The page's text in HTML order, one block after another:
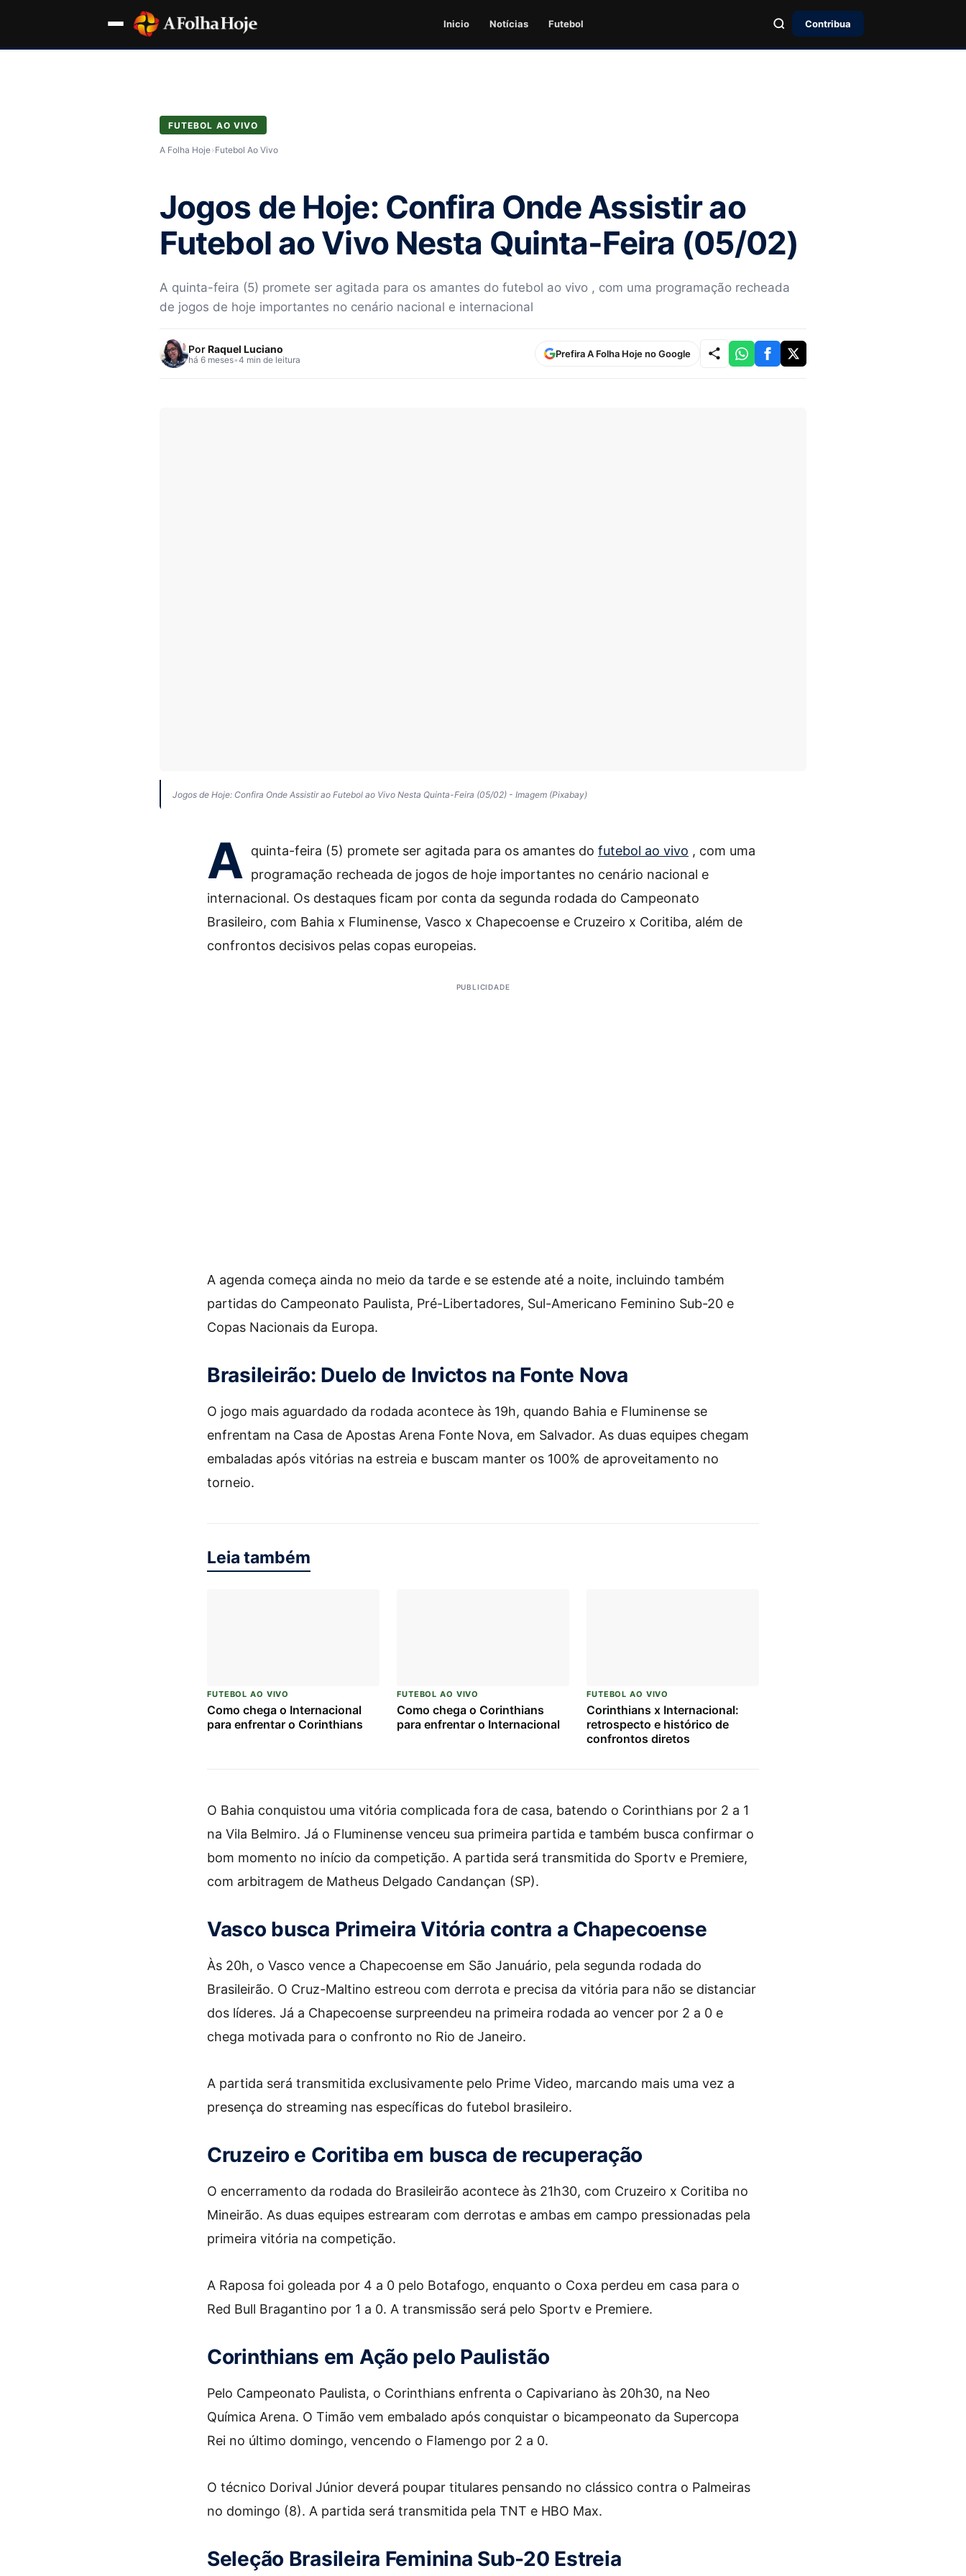
Inicio Notícias Futebol Contribua
FUTEBOL AO VIVO
A Folha Hoje› Futebol Ao Vivo
Jogos de Hoje: Confira Onde Assistir ao
Futebol ao Vivo Nesta Quinta-Feira (05/02)
A quinta-feira (5) promete ser agitada para os amantes do futebol ao vivo , com uma programação recheada
de jogos de hoje importantes no cenário nacional e internacional
PorRaquel Luciano
há 6 meses•4 min de leitura
Prefira A Folha Hoje no Google
Jogos de Hoje: Confira Onde Assistir ao Futebol ao Vivo Nesta Quinta-Feira (05/02) - Imagem (Pixabay)
A quinta-feira (5) promete ser agitada para os amantes do futebol ao vivo , com uma
programação recheada de jogos de hoje importantes no cenário nacional e
internacional. Os destaques ficam por conta da segunda rodada do Campeonato
Brasileiro, com Bahia x Fluminense, Vasco x Chapecoense e Cruzeiro x Coritiba, além de
confrontos decisivos pelas copas europeias.
PUBLICIDADE
A agenda começa ainda no meio da tarde e se estende até a noite, incluindo também
partidas do Campeonato Paulista, Pré-Libertadores, Sul-Americano Feminino Sub-20 e
Copas Nacionais da Europa.
Brasileirão: Duelo de Invictos na Fonte Nova
O jogo mais aguardado da rodada acontece às 19h, quando Bahia e Fluminense se
enfrentam na Casa de Apostas Arena Fonte Nova, em Salvador. As duas equipes chegam
embaladas após vitórias na estreia e buscam manter os 100% de aproveitamento no
torneio.
Leia também
FUTEBOL AO VIVO
Como chega o Internacional
para enfrentar o Corinthians
FUTEBOL AO VIVO
Como chega o Corinthians
para enfrentar o Internacional
FUTEBOL AO VIVO
Corinthians x Internacional:
retrospecto e histórico de
confrontos diretos
O Bahia conquistou uma vitória complicada fora de casa, batendo o Corinthians por 2 a 1
na Vila Belmiro. Já o Fluminense venceu sua primeira partida e também busca confirmar o
bom momento no início da competição. A partida será transmitida do Sportv e Premiere,
com arbitragem de Matheus Delgado Candançan (SP).
Vasco busca Primeira Vitória contra a Chapecoense
Às 20h, o Vasco vence a Chapecoense em São Januário, pela segunda rodada do
Brasileirão. O Cruz-Maltino estreou com derrota e precisa da vitória para não se distanciar
dos líderes. Já a Chapecoense surpreendeu na primeira rodada ao vencer por 2 a 0 e
chega motivada para o confronto no Rio de Janeiro.
A partida será transmitida exclusivamente pelo Prime Video, marcando mais uma vez a
presença do streaming nas específicas do futebol brasileiro.
Cruzeiro e Coritiba em busca de recuperação
O encerramento da rodada do Brasileirão acontece às 21h30, com Cruzeiro x Coritiba no
Mineirão. As duas equipes estrearam com derrotas e ambas em campo pressionadas pela
primeira vitória na competição.
A Raposa foi goleada por 4 a 0 pelo Botafogo, enquanto o Coxa perdeu em casa para o
Red Bull Bragantino por 1 a 0. A transmissão será pelo Sportv e Premiere.
Corinthians em Ação pelo Paulistão
Pelo Campeonato Paulista, o Corinthians enfrenta o Capivariano às 20h30, na Neo
Química Arena. O Timão vem embalado após conquistar o bicampeonato da Supercopa
Rei no último domingo, vencendo o Flamengo por 2 a 0.
O técnico Dorival Júnior deverá poupar titulares pensando no clássico contra o Palmeiras
no domingo (8). A partida será transmitida pela TNT e HBO Max.
Seleção Brasileira Feminina Sub-20 Estreia